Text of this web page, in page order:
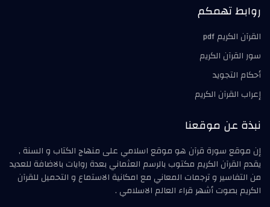
روابط تهمكم
القرآن الكريم pdf
سور القرآن الكريم
أحكام التجويد
إعراب القرآن الكريم
نبذة عن موقعنا
إن موقع سورة قرآن هو موقع اسلامي على منهاج الكتاب و السنة ,
يقدم القرآن الكريم مكتوب بالرسم العثماني بعدة روايات بالاضافة للعديد
من التفاسير و ترجمات المعاني مع امكانية الاستماع و التحميل للقرآن
الكريم بصوت أشهر قراء العالم الاسلامي .